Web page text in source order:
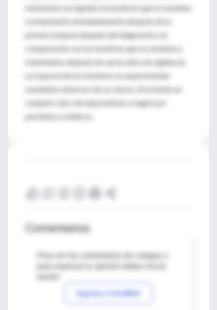
metástasis son iguales en hombres que se someten
a tratamiento inmediatamente después de la
primera biopsia después del diagnóstico en
comparación con los hombres que se someten a
tratamiento después de varios años de vigilancia.
La mayoría de los hombres no experimentan
resultados adversos de su cáncer, ofreciendo un
conjunto claro de expectativas a seguir por
pacientes y médicos.
Comentarios
Para ver los comentarios de colegas o
Ingresar a IntraMed